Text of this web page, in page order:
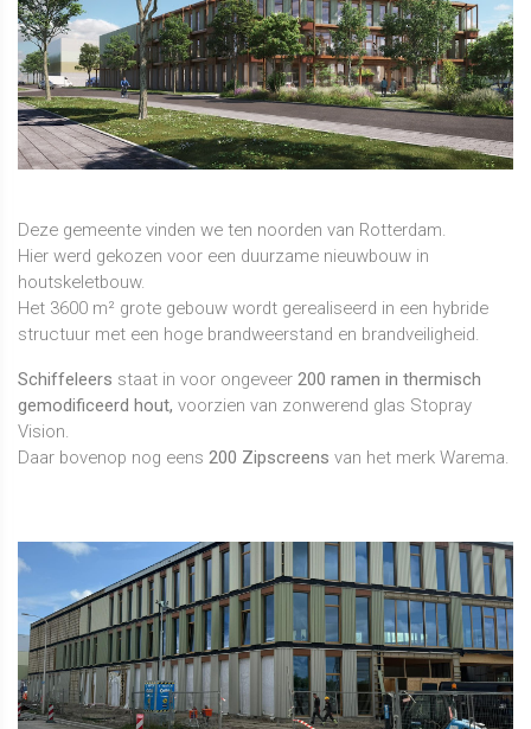
Deze gemeente vinden we ten noorden van Rotterdam.
Hier werd gekozen voor een duurzame nieuwbouw in
houtskeletbouw.
Het 3600 m² grote gebouw wordt gerealiseerd in een hybride
structuur met een hoge brandweerstand en brandveiligheid.​​​​​​​
Schiffeleers staat in voor ongeveer 200 ramen in thermisch
gemodificeerd hout, voorzien van zonwerend glas Stopray
Vision.
Daar bovenop nog eens 200 Zipscreens van het merk Warema.